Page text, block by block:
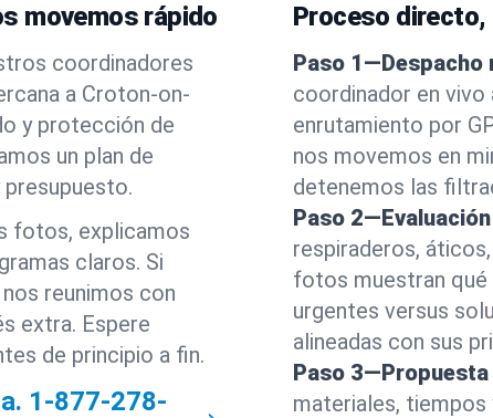
movemos rápido
coordinadores
a Croton-on-
y protección de
un plan de
fotos, explicamos
claros. Si
reunimos con
extra. Espere
de principio a fin.
1-877-278-
Proceso directo,
Paso 1—Despacho
coordinador en vivo
enrutamiento por
nos movemos en
detenemos las
Paso
respiraderos,
fotos muestran qué
urgentes versus
alineadas con sus
Paso 3—Propuesta
materiales, tiempos